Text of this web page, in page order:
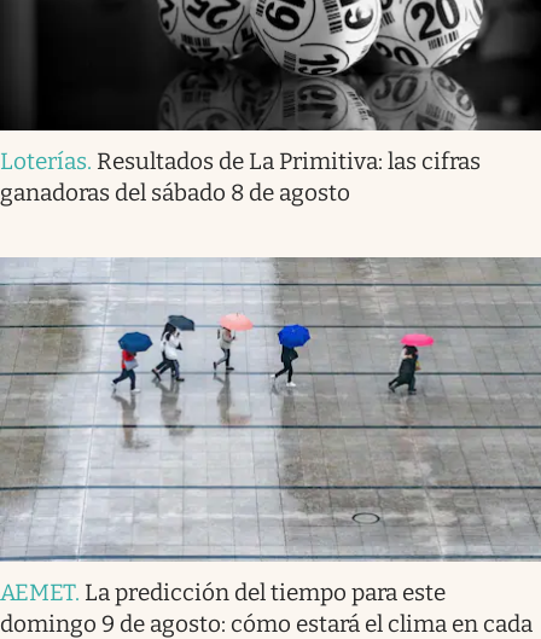
Loterías. Resultados de La Primitiva: las cifras
ganadoras del sábado 8 de agosto
AEMET. La predicción del tiempo para este
domingo 9 de agosto: cómo estará el clima en cada